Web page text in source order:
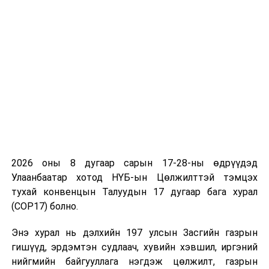
“Монгол Улсын Их Хурлын 2020 оны ээлжит сонгууль
товлон зарлах, санал авах өдрийг тогтоох тухай”
Улсын Их Хурлын тогтоолыг баталсан.
УНШСАН: 22035
2026 оны 8 дугаар сарын 17-28-ны өдрүүдэд
Улаанбаатар хотод НҮБ-ын Цөлжилттэй тэмцэх
тухай конвенцын Талуудын 17 дугаар бага хурал
(COP17) болно.
Энэ хурал нь дэлхийн 197 улсын Засгийн газрын
гишүүд, эрдэмтэн судлаач, хувийн хэвшил, иргэний
нийгмийн байгууллага нэгдэж цөлжилт, газрын